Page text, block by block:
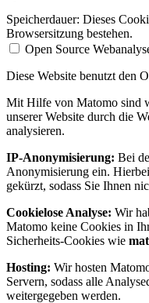
Speicherdauer: Dieses
Browsersitzung bestehen.
Open Source
Diese Website benutzt den
Mit Hilfe von Matomo sind
unserer Website durch die
analysieren.
IP-Anonymisierung: Bei
Anonymisierung ein.
gekürzt, sodass Sie Ihnen
Cookielose Analyse: Wir
Matomo keine Cookies in
Sicherheits-Cookies wie
Hosting: Wir hosten
Servern, sodass alle
weitergegeben werden.